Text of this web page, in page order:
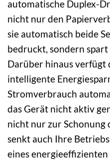
automatische Duplex-
nicht nur den
sie automatisch beide
bedruckt, sondern spart
Darüber hinaus verfügt
intelligente
Stromverbrauch
das Gerät nicht aktiv
nicht nur zur Schonung
senkt auch Ihre
eines